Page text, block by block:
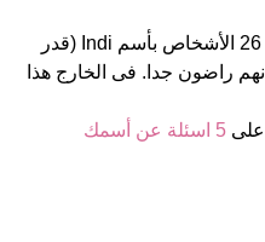
أصل الأسم هو هندي على موقعنا 26 الأشخاص بأسم Indi (قدر
4.5 نجمة من 5 يبدو انهم راضون جدا. فى الخارج هذا
5 اسئلة عن أسمك